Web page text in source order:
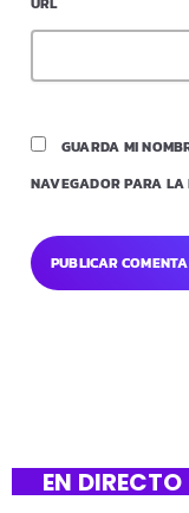
GUARDA MI
NAVEGADOR PARA LA
EN DIRECTO